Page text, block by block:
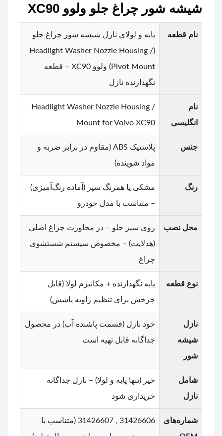
شیشه شور چراغ جلو ولوو XC90
نام قطعه
پایه و لولای نازل شیشه شور چراغ جلو
(Headlight Washer Nozzle Housing /
Pivot Mount) ولوو XC90 – قطعه
نگهدارنده نازل
نام
انگلیسی
Headlight Washer Nozzle Housing /
Mount for Volvo XC90
جنس
پلاستیک ABS (مقاوم در برابر ضربه و
مواد شوینده)
رنگ
مشکی یا همرنگ سپر (آماده رنگ‌آمیزی)
– متناسب با مدل خودرو
محل نصب
روی سپر جلو – در مجاورت چراغ اصلی
(هدلایت) – مخصوص سیستم شستشوی
چراغ
نوع قطعه
پایه نگهدارنده + مکانیزم لولا (قابل
چرخش برای تنظیم زاویه پاشش)
نازل
شیشه
شور
خود نازل (قسمت پاشنده آب) در محصول
جداگانه قابل تهیه است
شامل
نازل
خیر (تنها پایه و لولا) – نازل جداگانه
خریداری شود
شماره‌های
31426606 , 31426607 (متناسب با